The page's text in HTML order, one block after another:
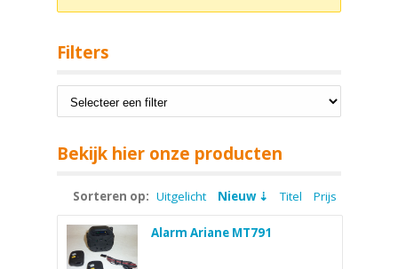
Filters
Bekijk hier onze producten
Sorteren op: Uitgelicht Nieuw Titel Prijs
Alarm Ariane MT791